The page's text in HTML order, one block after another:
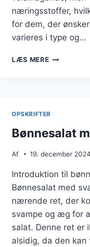
næringsstoffer,
for dem, der
varieres i type og…
LÆS MERE
OPSKRIFTER
Bønnesalat
Af 19. december 2024
Introduktion til
Bønnesalat med
nærende ret, der
svampe og æg for
salat. Denne ret er
alsidig, da den kan